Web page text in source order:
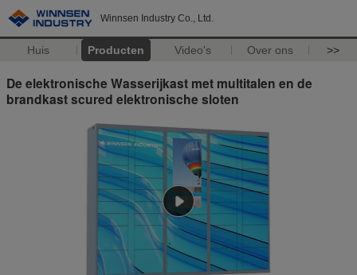
Winnsen Industry Co., Ltd.
Huis Producten Video's Over ons >>
De elektronische Wasserijkast met multitalen en de
brandkast scured elektronische sloten